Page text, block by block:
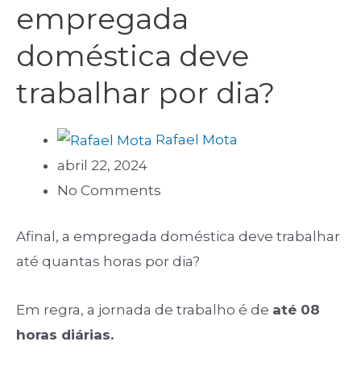
empregada
doméstica deve
trabalhar por dia?
Rafael Mota
abril 22, 2024
No Comments
Afinal, a empregada doméstica deve trabalhar
até quantas horas por dia?
Em regra, a jornada de trabalho é de até 08
horas diárias.